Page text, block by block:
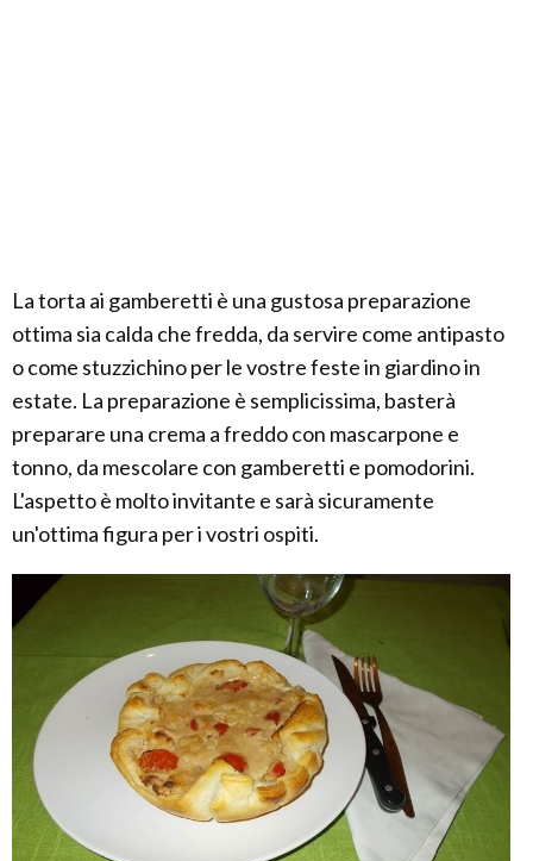
La torta ai gamberetti è una gustosa preparazione
ottima sia calda che fredda, da servire come antipasto
o come stuzzichino per le vostre feste in giardino in
estate. La preparazione è semplicissima, basterà
preparare una crema a freddo con mascarpone e
tonno, da mescolare con gamberetti e pomodorini.
L'aspetto è molto invitante e sarà sicuramente
un'ottima figura per i vostri ospiti.